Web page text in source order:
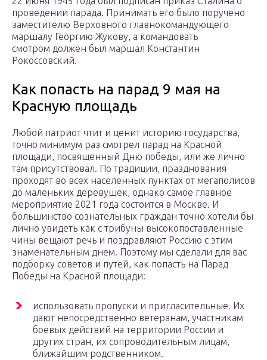
проведении парада. Принимать его было поручено
заместителю Верховного главнокомандующего
маршалу Георгию Жукову, а командовать
смотром должен был маршал Константин
Рокоссовский.
Как попасть на парад 9 мая на
Красную площадь
Любой патриот чтит и ценит историю государства,
точно минимум раз смотрел парад на Красной
площади, посвященный Дню победы, или же лично
там присутствовал. По традиции, празднования
проходят во всех населенных пунктах от мегаполисов
до маленьких деревушек, однако самое главное
мероприятие 2021 года состоится в Москве. И
большинство сознательных граждан точно хотели бы
лично увидеть как с трибуны высокопоставленные
чины вещают речь и поздравляют Россию с этим
знаменательным днем. Поэтому мы сделали для вас
подборку советов и путей, как попасть на Парад
Победы на Красной площади:
использовать пропуски и пригласительные. Их
дают непосредственно ветеранам, участникам
боевых действий на территории России и
других стран, их сопроводительным лицам,
ближайшим родственником.